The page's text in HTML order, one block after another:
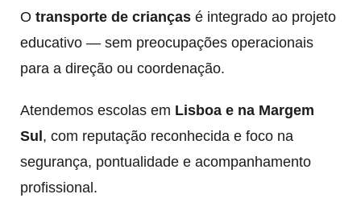
O transporte de crianças é integrado ao projeto
educativo — sem preocupações operacionais
para a direção ou coordenação.
Atendemos escolas em Lisboa e na Margem
Sul, com reputação reconhecida e foco na
segurança, pontualidade e acompanhamento
profissional.